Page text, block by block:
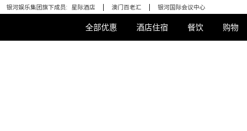
银河娱乐集团旗下成员: 星际酒店 澳门百老汇 银河国际会议中心
全部优惠 酒店住宿 餐饮 购物